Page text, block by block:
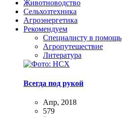
Животноводство
Сельхозтехника
Агроэнергетика
Рекомендуем
Специалисту в помощь
Агропутешествие
Литература
Всегда под рукой
Апр, 2018
579